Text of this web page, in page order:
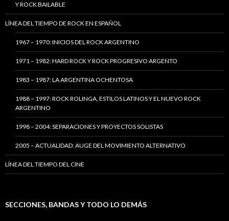
Y ROCK BAILABLE
LÍNEA DEL TIEMPO DE ROCK EN ESPAÑOL
1967 – 1970: INICIOS DEL ROCK ARGENTINO
1971 – 1982: HARD ROCK Y ROCK PROGRESIVO ARGENTO
1983 – 1987: LA ARGENTINA OCHENTOSA
1988 – 1997: ROCK ROLINGA, ESTILOS LATINOS Y EL NUEVO ROCK
ARGENTINO
1998 – 2004: SEPARACIONES Y PROYECTOS SOLISTAS
2005 – ACTUALIDAD: AUGE DEL MOVIMIENTO ALTERNATIVO
LÍNEA DEL TIEMPO DEL CINE
SECCIONES, BANDAS Y TODO LO DEMÁS